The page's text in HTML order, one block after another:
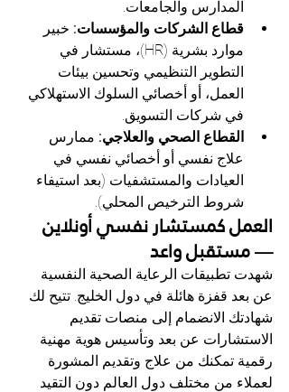
المدارس والجامعات.
قطاع الشركات والمؤسسات: خبير
موارد بشرية (HR)، مستشار في
التطوير التنظيمي وتحسين بيئات
العمل، أو أخصائي السلوك الاستهلاكي
في شركات التسويق.
القطاع الصحي والعلاجي: ممارس
علاج نفسي أو أخصائي نفسي في
العيادات والمستشفيات (بعد استيفاء
شروط الترخيص المحلي).
العمل كمستشار نفسي أونلاين
— مستقبل واعد
شهدت تطبيقات الرعاية الصحية النفسية
عن بعد قفزة هائلة في دول الخليج. تتيح لك
شهادتك الانضمام إلى منصات تقديم
الاستشارات عن بعد وتأسيس هوية مهنية
رقمية تمكنك من علاج وتقديم المشورة
لعملاء من مختلف دول العالم دون التقيد